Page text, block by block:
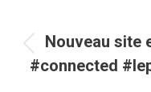
article
Nouveau site
#connected